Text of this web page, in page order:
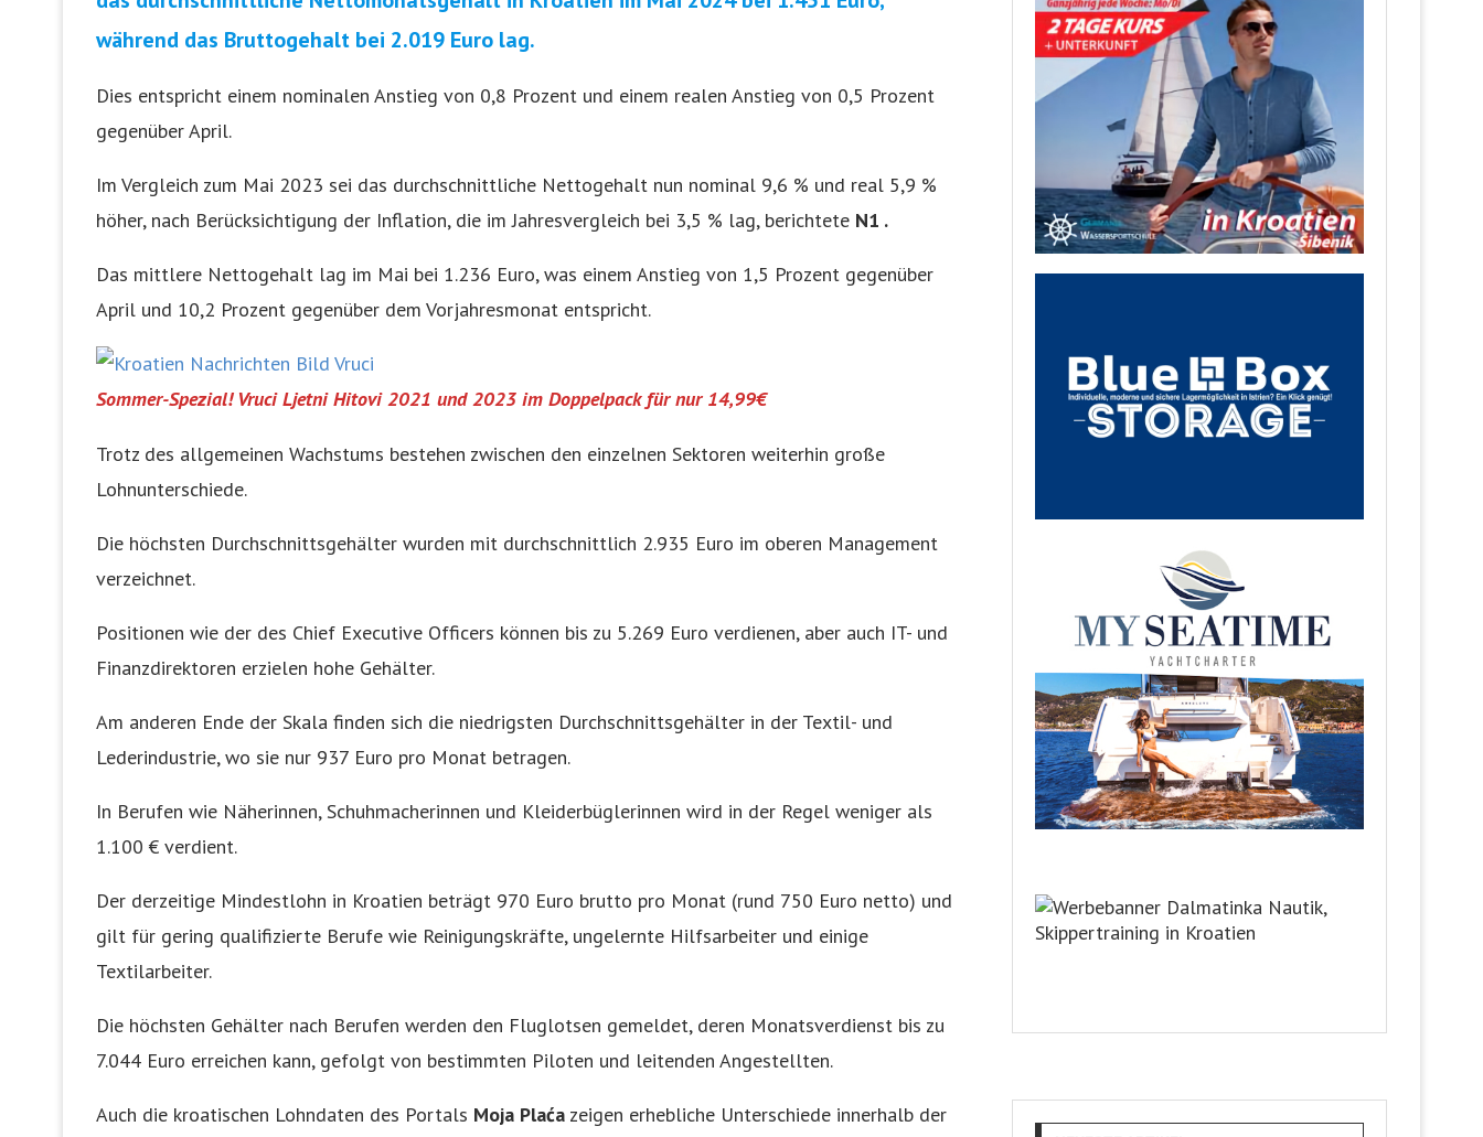
während das Bruttogehalt bei 2.019 Euro lag.
Dies entspricht einem nominalen Anstieg von 0,8 Prozent und einem realen Anstieg von 0,5 Prozent
gegenüber April.
Im Vergleich zum Mai 2023 sei das durchschnittliche Nettogehalt nun nominal 9,6 % und real 5,9 %
höher, nach Berücksichtigung der Inflation, die im Jahresvergleich bei 3,5 % lag, berichtete N1 .
Das mittlere Nettogehalt lag im Mai bei 1.236 Euro, was einem Anstieg von 1,5 Prozent gegenüber
April und 10,2 Prozent gegenüber dem Vorjahresmonat entspricht.
Sommer-Spezial! Vruci Ljetni Hitovi 2021 und 2023 im Doppelpack für nur 14,99€
Trotz des allgemeinen Wachstums bestehen zwischen den einzelnen Sektoren weiterhin große
Lohnunterschiede.
Die höchsten Durchschnittsgehälter wurden mit durchschnittlich 2.935 Euro im oberen Management
verzeichnet.
Positionen wie der des Chief Executive Officers können bis zu 5.269 Euro verdienen, aber auch IT- und
Finanzdirektoren erzielen hohe Gehälter.
Am anderen Ende der Skala finden sich die niedrigsten Durchschnittsgehälter in der Textil- und
Lederindustrie, wo sie nur 937 Euro pro Monat betragen.
In Berufen wie Näherinnen, Schuhmacherinnen und Kleiderbüglerinnen wird in der Regel weniger als
1.100 € verdient.
Der derzeitige Mindestlohn in Kroatien beträgt 970 Euro brutto pro Monat (rund 750 Euro netto) und
gilt für gering qualifizierte Berufe wie Reinigungskräfte, ungelernte Hilfsarbeiter und einige
Textilarbeiter.
Die höchsten Gehälter nach Berufen werden den Fluglotsen gemeldet, deren Monatsverdienst bis zu
7.044 Euro erreichen kann, gefolgt von bestimmten Piloten und leitenden Angestellten.
Auch die kroatischen Lohndaten des Portals Moja Plaća zeigen erhebliche Unterschiede innerhalb der